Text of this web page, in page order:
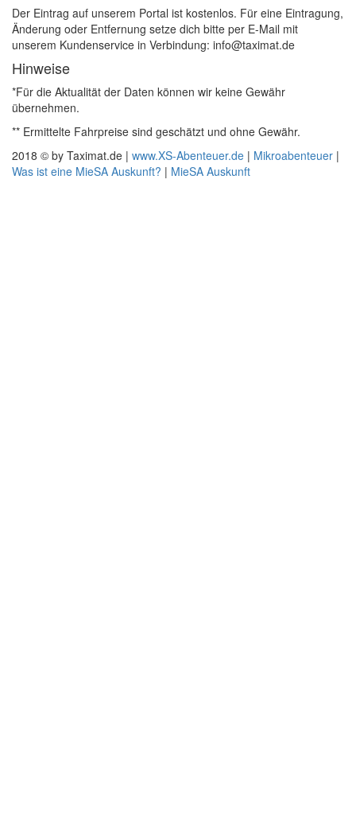
Der Eintrag auf unserem Portal ist kostenlos. Für eine Eintragung,
Änderung oder Entfernung setze dich bitte per E-Mail mit
unserem Kundenservice in Verbindung: info@taximat.de
Hinweise
*Für die Aktualität der Daten können wir keine Gewähr
übernehmen.
** Ermittelte Fahrpreise sind geschätzt und ohne Gewähr.
2018 © by Taximat.de | www.XS-Abenteuer.de | Mikroabenteuer |
Was ist eine MieSA Auskunft? | MieSA Auskunft